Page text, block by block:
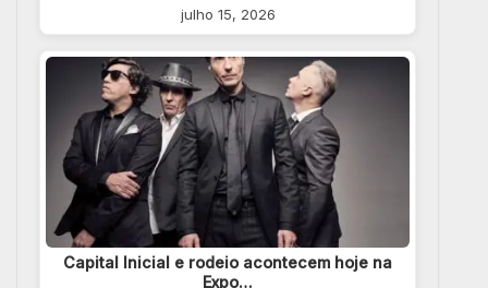
julho 15, 2026
Capital Inicial e rodeio acontecem hoje na
Expo…